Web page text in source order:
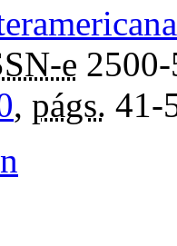
e
, págs. 41-